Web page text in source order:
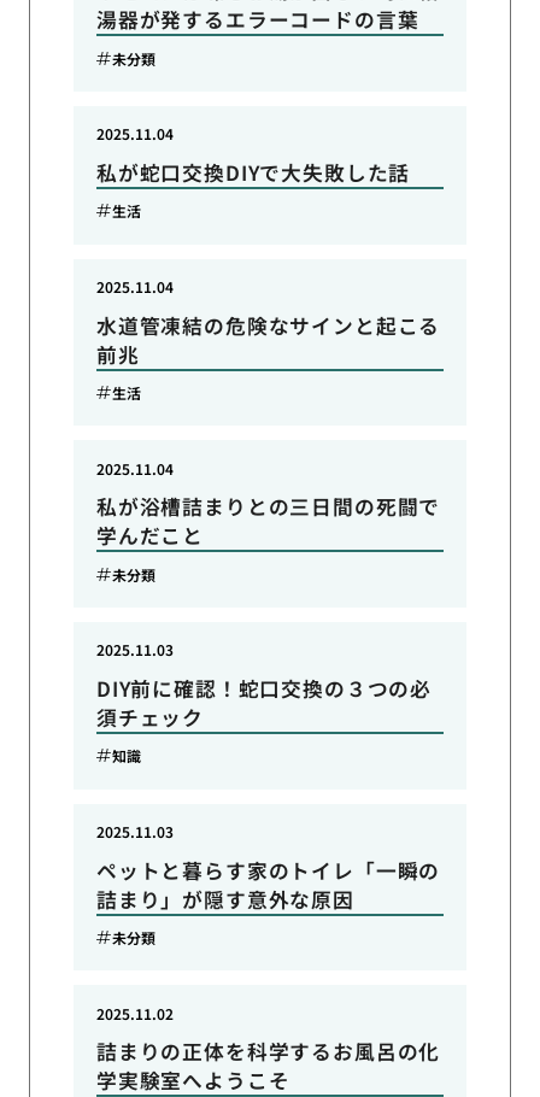
湯器が発するエラーコードの言葉
未分類
私が蛇口交換DIYで大失敗した話
2025.11.04
生活
水道管凍結の危険なサインと起こる
前兆
2025.11.04
生活
私が浴槽詰まりとの三日間の死闘で
学んだこと
2025.11.04
未分類
DIY前に確認！蛇口交換の３つの必
須チェック
2025.11.03
知識
ペットと暮らす家のトイレ「一瞬の
詰まり」が隠す意外な原因
2025.11.03
未分類
詰まりの正体を科学するお風呂の化
学実験室へようこそ
2025.11.02